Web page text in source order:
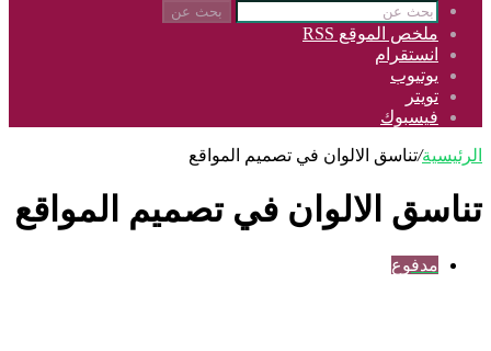
بحث عن
ملخص الموقع RSS
انستقرام
يوتيوب
تويتر
فيسبوك
الرئيسية/تناسق الالوان في تصميم المواقع
تناسق الالوان في تصميم المواقع
مدفوع